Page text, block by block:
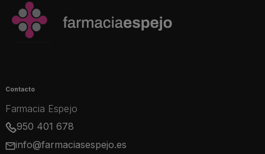
Contacto
Farmacia Espejo
950 401 678
info@farmaciasespejo.es